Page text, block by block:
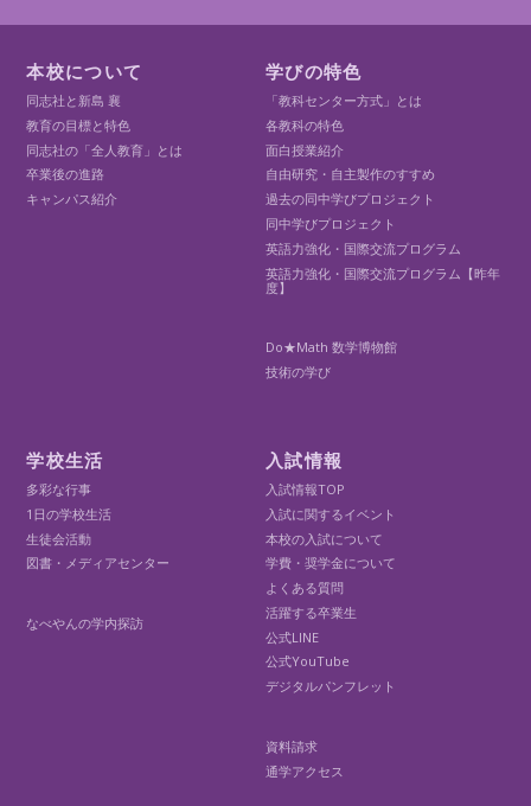
本校について
同志社と新島 襄
教育の目標と特色
同志社の「全人教育」とは
卒業後の進路
キャンパス紹介
学びの特色
「教科センター方式」とは
各教科の特色
面白授業紹介
自由研究・自主製作のすすめ
過去の同中学びプロジェクト
同中学びプロジェクト
英語力強化・国際交流プログラム
英語力強化・国際交流プログラム【昨年
度】
Do★Math 数学博物館
技術の学び
学校生活
多彩な行事
1日の学校生活
生徒会活動
図書・メディアセンター
なべやんの学内探訪
入試情報
入試情報TOP
入試に関するイベント
本校の入試について
学費・奨学金について
よくある質問
活躍する卒業生
公式LINE
公式YouTube
デジタルパンフレット
資料請求
通学アクセス